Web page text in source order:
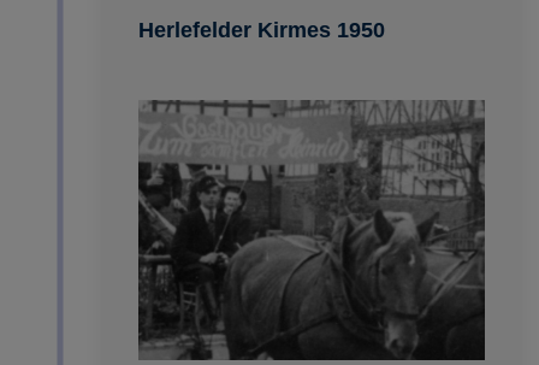
Herlefelder Kirmes 1950